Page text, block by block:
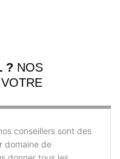
? NOS
conseillers sont des
domaine de